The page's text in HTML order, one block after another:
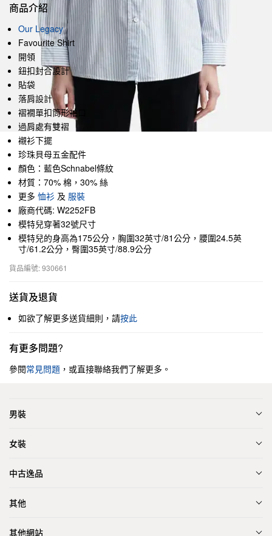
商品介紹
Our Legacy
Favourite Shirt
開領
鈕扣封合設計
貼袋
落肩設計
褶襉單扣筒形袖口
過肩處有雙褶
襯衫下擺
珍珠貝母五金配件
顏色：藍色Schnabel條紋
材質：70% 棉，30% 絲
更多 恤衫 及 服裝
廠商代碼: W2252FB
模特兒穿著32號尺寸
模特兒的身高為175公分，胸圍32英寸/81公分，腰圍24.5英
寸/61.2公分，臀圍35英寸/88.9公分
貨品編號: 930661
送貨及退貨
如欲了解更多送貨細則，請按此
有更多問題?
參閱常見問題 ，或直接聯絡我們了解更多。
男裝
女裝
中古逸品
其他
其他網站